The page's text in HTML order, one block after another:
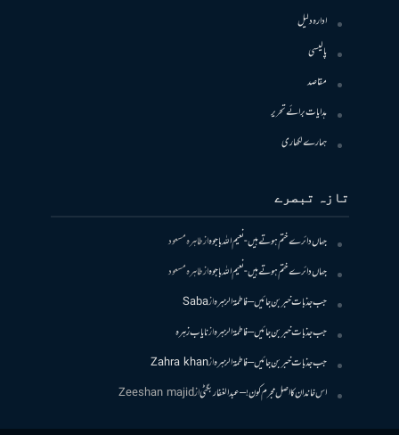
ادارہ دلیل
پالیسی
مقاصد
ہدایات برائے تحریر
ہمارے لکھاری
تازہ تبصرے
جہاں دائرے ختم ہوتے ہیں- نعیم اللہ باجوہازطاہرہ مسعود
جہاں دائرے ختم ہوتے ہیں- نعیم اللہ باجوہازطاہرہ مسعود
جب جذبات خبر بن جائیں – فاطمۃالزہرہازSaba
جب جذبات خبر بن جائیں – فاطمۃالزہرہازنایاب زہرہ
جب جذبات خبر بن جائیں – فاطمۃالزہرہازZahra khan
اس خاندان کا اصل مجرم کون! – عبدالغفار بگٹیازZeeshan majid